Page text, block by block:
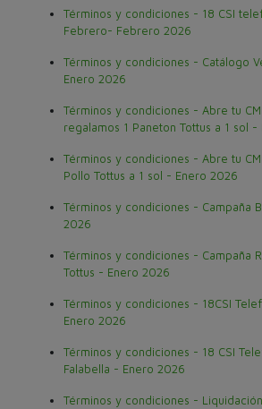
Términos y condiciones - 18 CSI
Febrero- Febrero 2026
Términos y condiciones - Catálogo
Enero 2026
Términos y condiciones - Abre tu
regalamos 1 Paneton Tottus a 1 sol -
Términos y condiciones - Abre tu
Pollo Tottus a 1 sol - Enero 2026
Términos y condiciones - Campaña
2026
Términos y condiciones - Campaña
Tottus - Enero 2026
Términos y condiciones - 18CSI
Enero 2026
Términos y condiciones - 18 CSI
Falabella - Enero 2026
Términos y condiciones -